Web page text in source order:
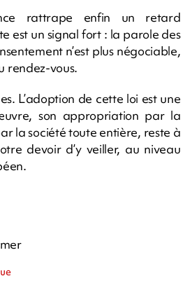
rattrape enfin un retard
est un signal fort : la parole des
n’est plus négociable,
rendez-vous.
L’adoption de cette loi est une
son appropriation par la
la société toute entière, reste à
devoir d’y veiller, au niveau